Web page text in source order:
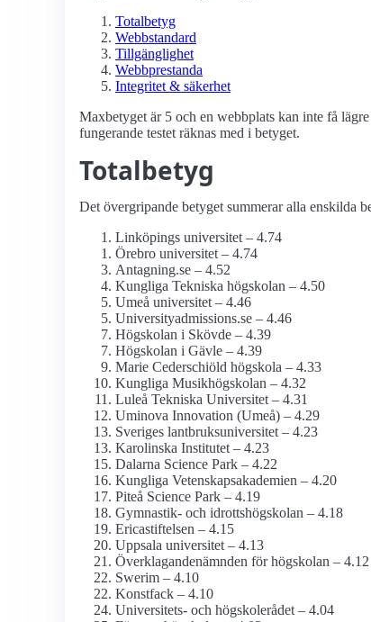
Totalbetyg
Webbstandard
Tillgänglighet
Webbprestanda
Integritet & säkerhet
Maxbetyget är 5 och en webbplats kan inte få
fungerande testet räknas med i betyget.
Totalbetyg
Det övergripande betyget summerar alla enskilda
Linköpings universitet – 4.74
Örebro universitet – 4.74
Antagning.se – 4.52
Kungliga Tekniska högskolan – 4.50
Umeå universitet – 4.46
University­admissions.se – 4.46
Högskolan i Skövde – 4.39
Högskolan i Gävle – 4.39
Marie Cederschiöld högskola – 4.33
Kungliga Musik­högskolan – 4.32
Luleå Tekniska Universitet – 4.31
Uminova Innovation (Umeå) – 4.29
Sveriges lantbruks­universitet – 4.23
Karolinska Institutet – 4.23
Dalarna Science Park – 4.22
Kungliga Vetenskaps­akademien – 4.20
Piteå Science Park – 4.19
Gymnastik- och idrotts­högskolan – 4.18
Ericastiftelsen – 4.15
Uppsala universitet – 4.13
Överklagande­nämnden för högskolan – 4.12
Swerim – 4.10
Konstfack – 4.10
Universitets- och högskolerådet – 4.04